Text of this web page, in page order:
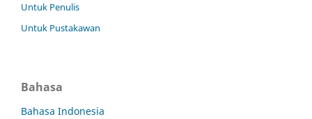
Untuk Penulis
Untuk Pustakawan
Bahasa
Bahasa Indonesia